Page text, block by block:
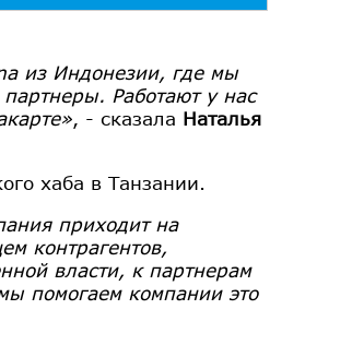
из Индонезии, где мы
Работают у нас
, - сказала Наталья
хаба в Танзании.
приходит на
контрагентов,
власти, к партнерам
помогаем компании это